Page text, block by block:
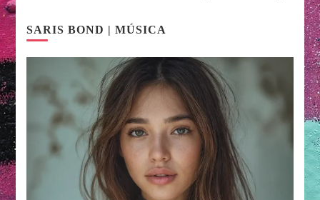
SARIS BOND | MÚSICA